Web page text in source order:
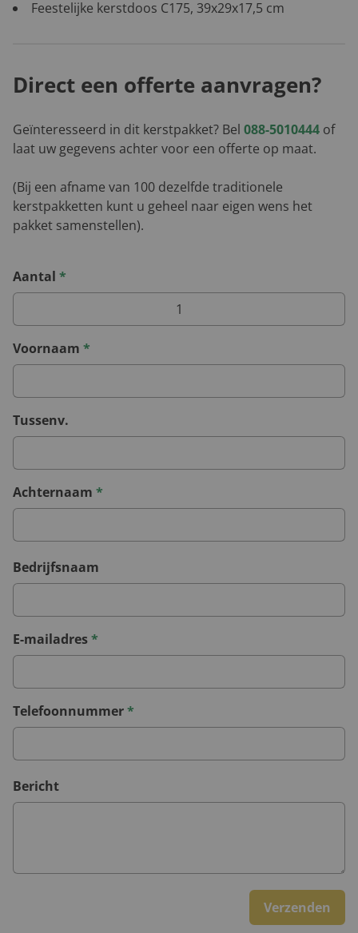
Feestelijke kerstdoos C175, 39x29x17,5 cm
Direct een offerte aanvragen?
Geïnteresseerd in dit kerstpakket? Bel 088-5010444 of
laat uw gegevens achter voor een offerte op maat.
(Bij een afname van 100 dezelfde traditionele
kerstpakketten kunt u geheel naar eigen wens het
pakket samenstellen).
Aantal *
Voornaam *
Tussenv.
Achternaam *
Bedrijfsnaam
E-mailadres*
Telefoonnummer*
Bericht
Verzenden